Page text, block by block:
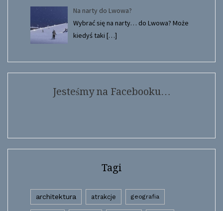
Na narty do Lwowa?
Wybrać się na narty… do Lwowa? Może
kiedyś taki […]
Jesteśmy na Facebooku…
Tagi
architektura atrakcje geografia